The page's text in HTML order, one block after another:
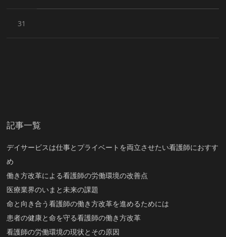
31
記事一覧
デイサービスは仕事とプライベートを両立させたい看護師におすす
め
働き方改革による看護師の労働環境の改善点
医療業界のいまと未来の課題
命と向き合う看護師の働き方改革を進めるためには
患者の健康と命を守る看護師の働き方改革
看護師の労働環境の現状とその原因